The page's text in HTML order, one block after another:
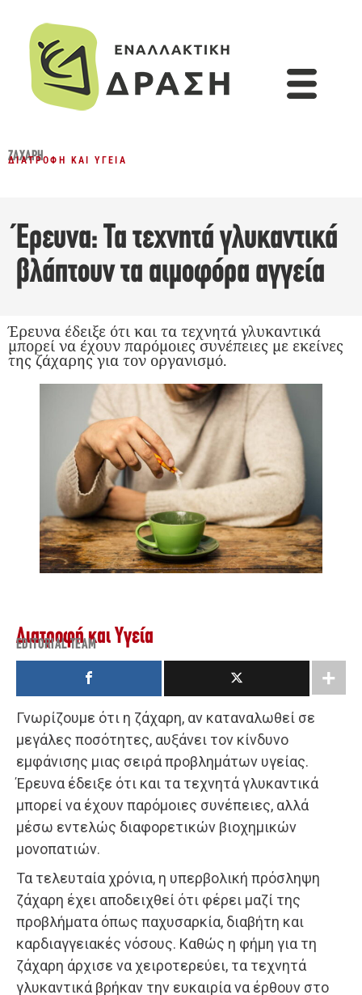
ΖΆΧΑΡΗ
ΔΙΑΤΡΟΦΉ ΚΑΙ ΥΓΕΊΑ
Έρευνα: Τα τεχνητά γλυκαντικά
βλάπτουν τα αιμοφόρα αγγεία
Έρευνα έδειξε ότι και τα τεχνητά γλυκαντικά
μπορεί να έχουν παρόμοιες συνέπειες με εκείνες
της ζάχαρης για τον οργανισμό.
Διατροφή και Υγεία
EDITORIAL TEAM
Γνωρίζουμε ότι η ζάχαρη, αν καταναλωθεί σε
μεγάλες ποσότητες, αυξάνει τον κίνδυνο
εμφάνισης μιας σειρά προβλημάτων υγείας.
Έρευνα έδειξε ότι και τα τεχνητά γλυκαντικά
μπορεί να έχουν παρόμοιες συνέπειες, αλλά
μέσω εντελώς διαφορετικών βιοχημικών
μονοπατιών.
Τα τελευταία χρόνια, η υπερβολική πρόσληψη
ζάχαρη έχει αποδειχθεί ότι φέρει μαζί της
προβλήματα όπως παχυσαρκία, διαβήτη και
καρδιαγγειακές νόσους. Καθώς η φήμη για τη
ζάχαρη άρχισε να χειροτερεύει, τα τεχνητά
γλυκαντικά βρήκαν την ευκαιρία να έρθουν στο